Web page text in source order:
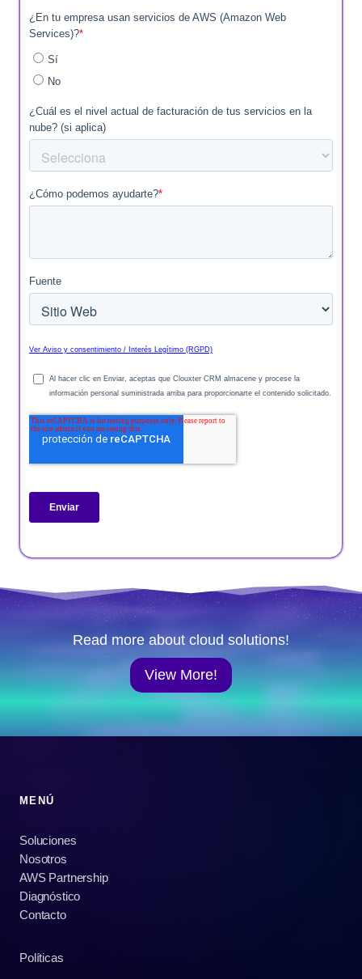
Read more about cloud solutions!
View More!
MENÚ
Soluciones
Nosotros
AWS Partnership
Diagnóstico
Contacto
Políticas